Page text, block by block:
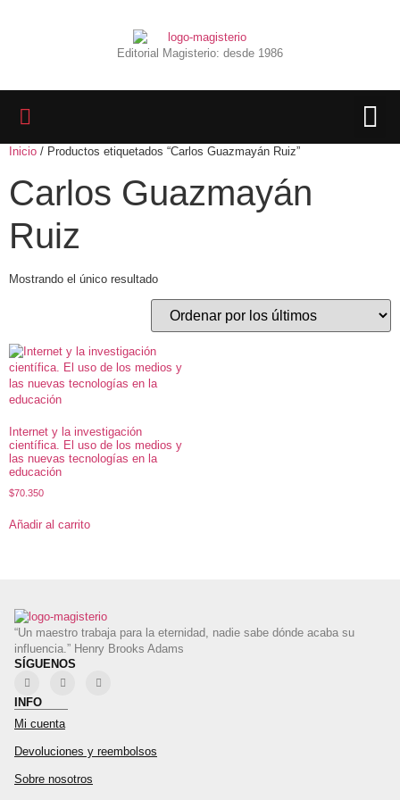
Editorial Magisterio: desde 1986
Inicio / Productos etiquetados “Carlos Guazmayán Ruiz”
Carlos Guazmayán
Ruiz
Mostrando el único resultado
Internet y la investigación
científica. El uso de los medios y
las nuevas tecnologías en la
educación
$70.350
Añadir al carrito
“Un maestro trabaja para la eternidad, nadie sabe dónde acaba su
influencia.” Henry Brooks Adams
SÍGUENOS
INFO
Mi cuenta
Devoluciones y reembolsos
Sobre nosotros